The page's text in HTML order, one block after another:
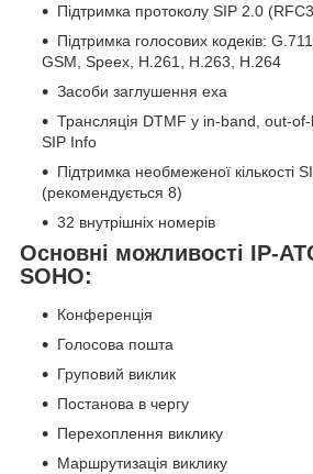
Підтримка протоколу SIP 2.0
Підтримка голосових кодеків:
GSM, Speex, H.261, H.263, H.264
Засоби заглушення еха
Трансляція DTMF у in-band, out-
SIP Info
Підтримка необмеженої кількості
(рекомендується 8)
32 внутрішніх номерів
Основні можливості IP-
SOHO:
Конференція
Голосова пошта
Груповий виклик
Постанова в чергу
Перехоплення виклику
Маршрутизація виклику